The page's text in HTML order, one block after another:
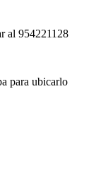
al 954221128
para ubicarlo